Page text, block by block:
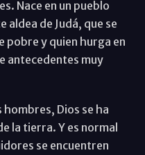
Nace en un pueblo
aldea de Judá, que se
pobre y quien hurga en
antecedentes muy
Dios se ha
la tierra. Y es normal
se encuentren